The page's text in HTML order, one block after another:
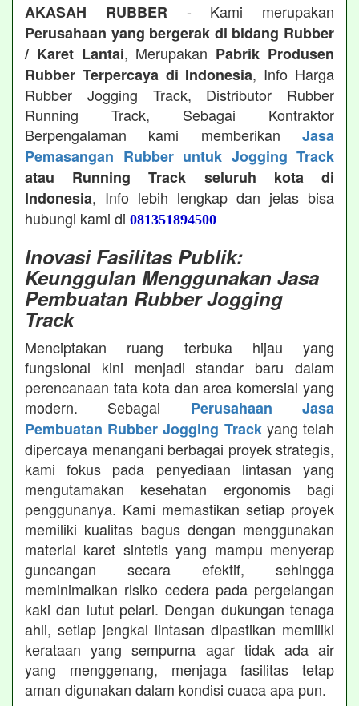
AKASAH RUBBER - Kami merupakan
Perusahaan yang bergerak di bidang Rubber
/ Karet Lantai, Merupakan Pabrik Produsen
Rubber Terpercaya di Indonesia, Info Harga
Rubber Jogging Track, Distributor Rubber
Running Track, Sebagai Kontraktor
Berpengalaman kami memberikan Jasa
Pemasangan Rubber untuk Jogging Track
atau Running Track seluruh kota di
Indonesia, Info lebih lengkap dan jelas bisa
hubungi kami di 081351894500
Inovasi Fasilitas Publik:
Keunggulan Menggunakan Jasa
Pembuatan Rubber Jogging
Track
Menciptakan ruang terbuka hijau yang
fungsional kini menjadi standar baru dalam
perencanaan tata kota dan area komersial yang
modern. Sebagai Perusahaan Jasa
Pembuatan Rubber Jogging Trackyang telah
dipercaya menangani berbagai proyek strategis,
kami fokus pada penyediaan lintasan yang
mengutamakan kesehatan ergonomis bagi
penggunanya. Kami memastikan setiap proyek
memiliki kualitas bagus dengan menggunakan
material karet sintetis yang mampu menyerap
guncangan secara efektif, sehingga
meminimalkan risiko cedera pada pergelangan
kaki dan lutut pelari. Dengan dukungan tenaga
ahli, setiap jengkal lintasan dipastikan memiliki
kerataan yang sempurna agar tidak ada air
yang menggenang, menjaga fasilitas tetap
aman digunakan dalam kondisi cuaca apa pun.